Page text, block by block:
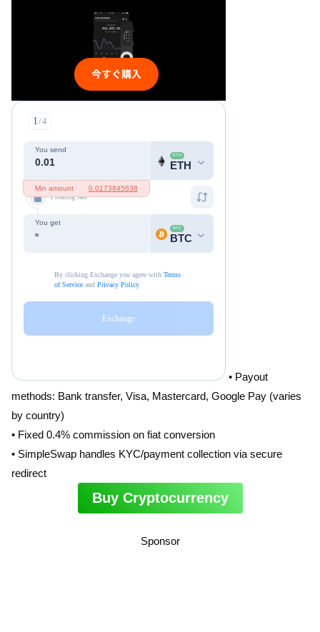
• Payout
methods: Bank transfer, Visa, Mastercard, Google Pay (varies
by country)
• Fixed 0.4% commission on fiat conversion
• SimpleSwap handles KYC/payment collection via secure
redirect
Buy Cryptocurrency
Sponsor